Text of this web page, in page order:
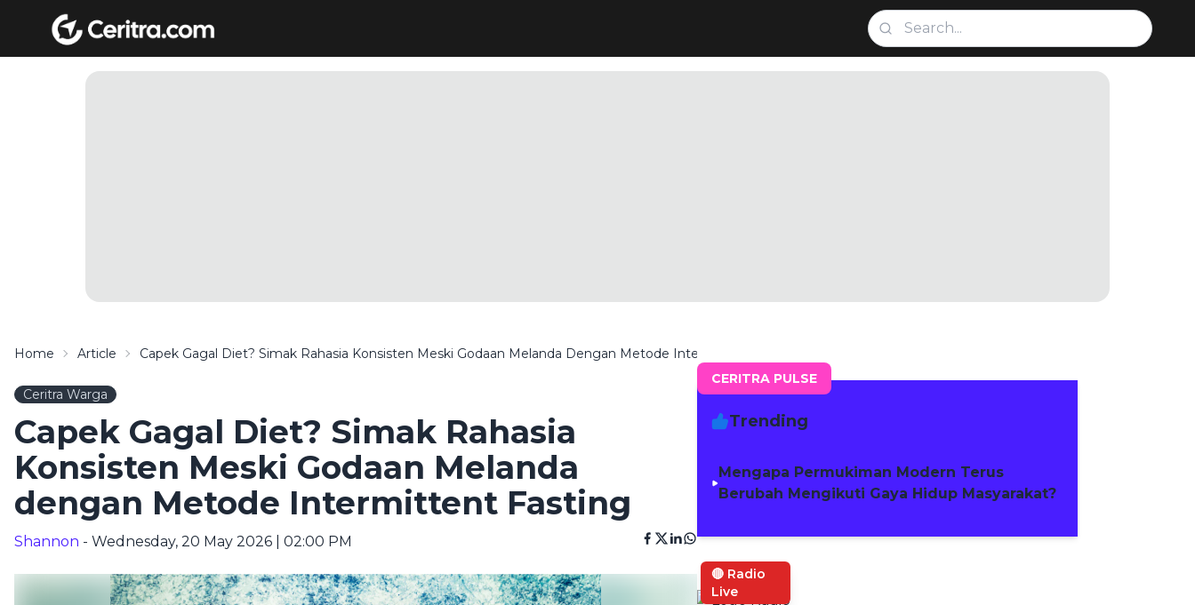
Home Article Capek Gagal Diet? Simak Rahasia Konsisten Meski Godaan Melanda Dengan Metode Intermittent Fasting
Ceritra Warga
Capek Gagal Diet? Simak Rahasia
Konsisten Meski Godaan Melanda
dengan Metode Intermittent Fasting
Shannon - Wednesday, 20 May 2026 | 02:00 PM
CERITRA PULSE
Trending
Mengapa Permukiman Modern Terus
Berubah Mengikuti Gaya Hidup Masyarakat?
🔴 Radio
Live